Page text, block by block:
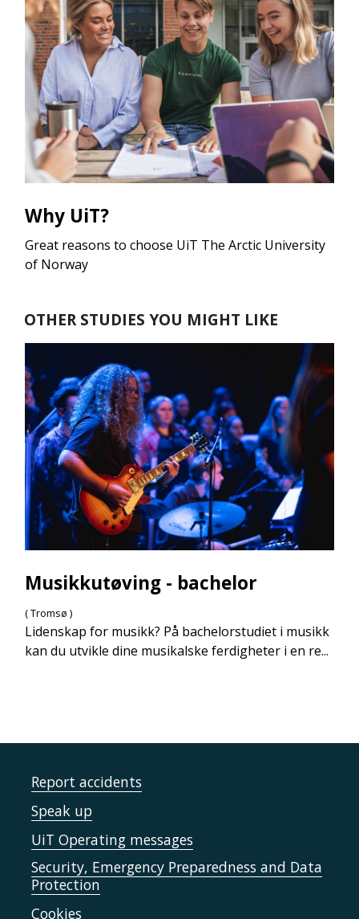
Why UiT?
Great reasons to choose UiT The Arctic University
of Norway
OTHER STUDIES YOU MIGHT LIKE
Musikkutøving - bachelor
( Tromsø )
Lidenskap for musikk? På bachelorstudiet i musikk
kan du utvikle dine musikalske ferdigheter i en re...
Report accidents
Speak up
UiT Operating messages
Security, Emergency Preparedness and Data
Protection
Cookies